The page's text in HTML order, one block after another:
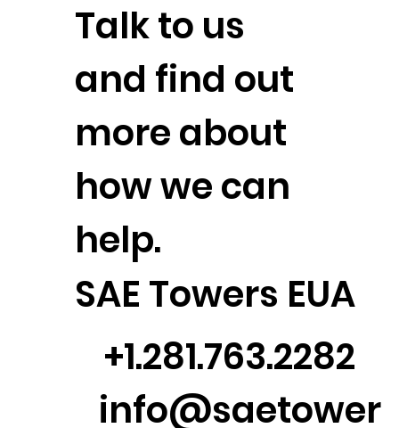
SAE Towers EUA
+1.281.763.2282
info@saetower
Talk to us
and find out
more about
how we can
help.